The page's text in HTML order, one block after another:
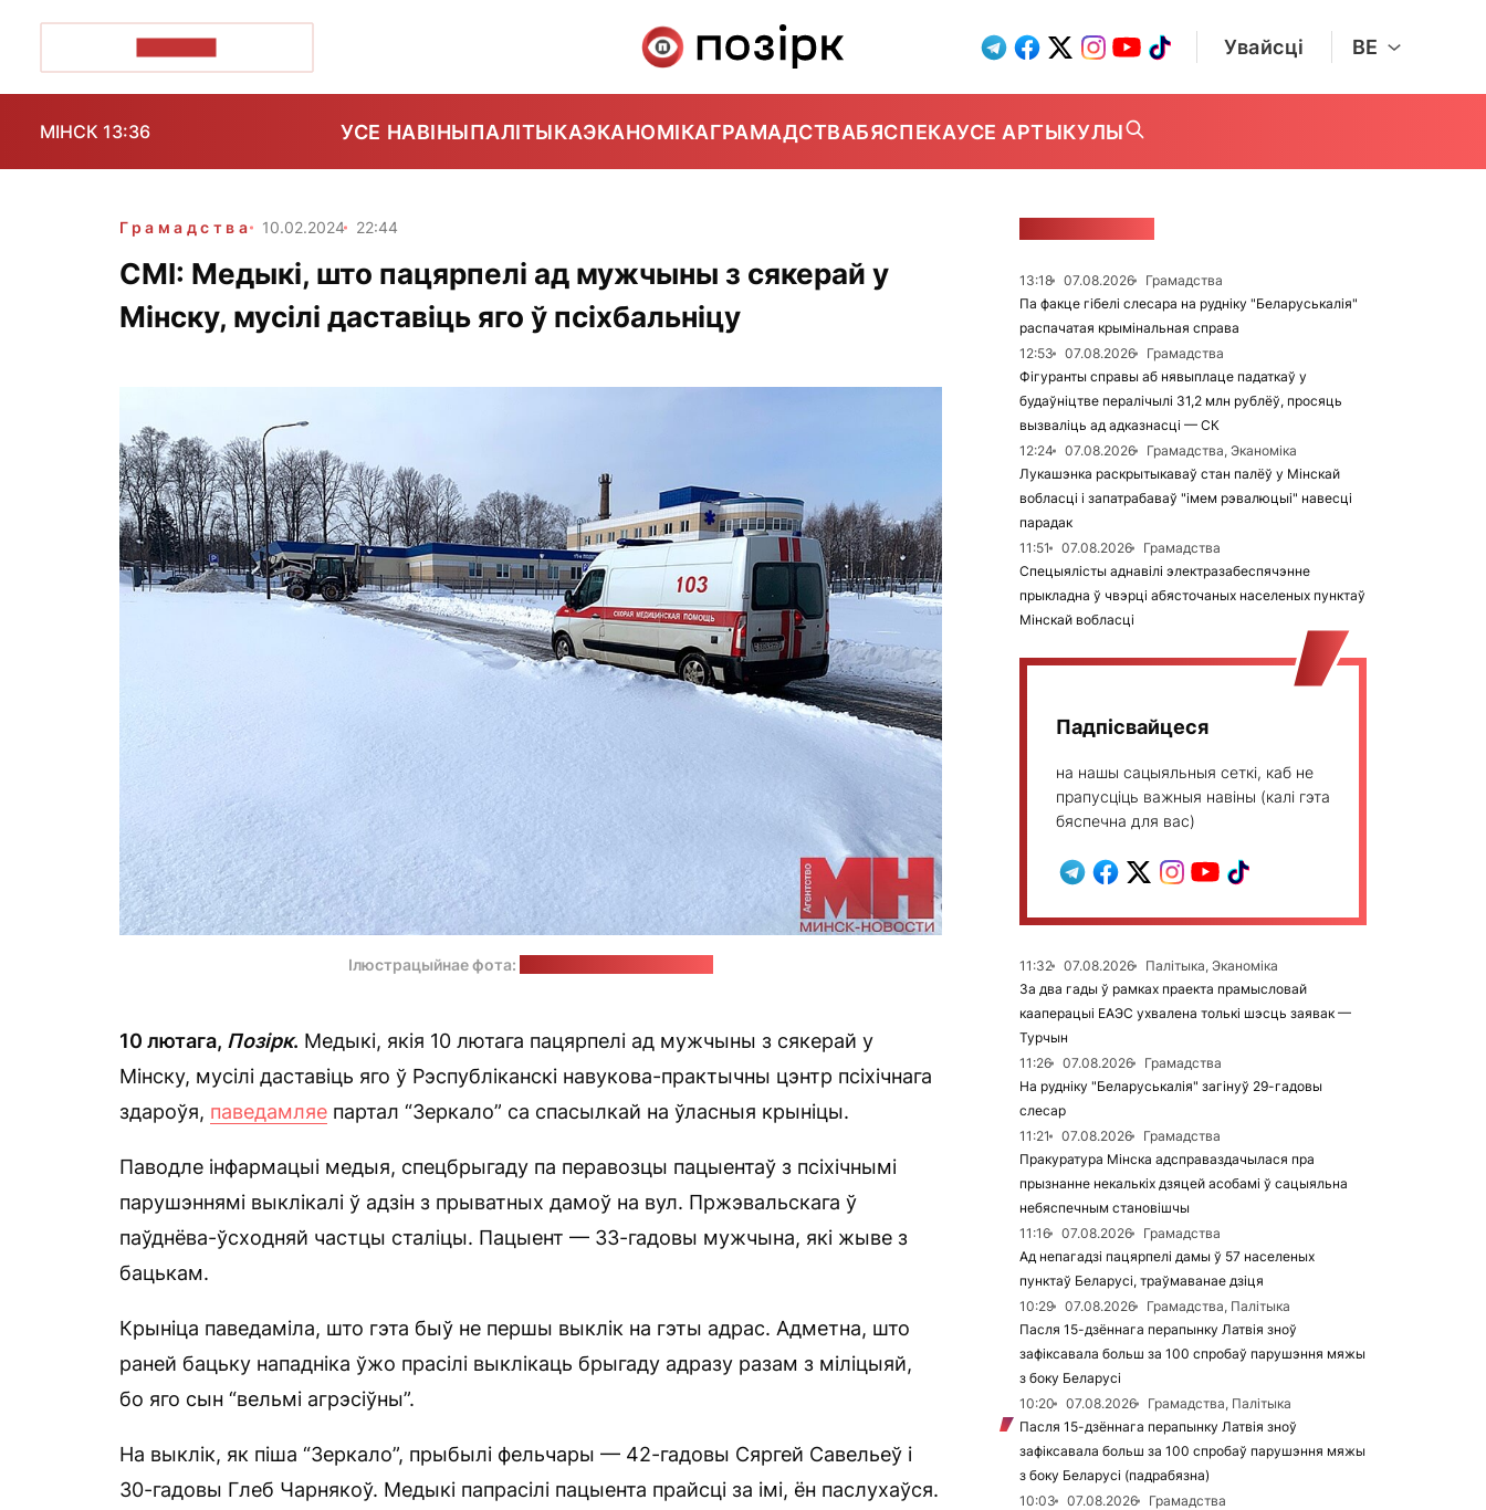
Увайсці BE
МІНСК 13:36 УСЕ НАВІНЫПАЛІТЫКАЭКАНОМІКАГРАМАДСТВАБЯСПЕКАУСЕ АРТЫКУЛЫ
Грамадства 10.02.2024 22:44
СМІ: Медыкі, што пацярпелі ад мужчыны з сякерай у
Мінску, мусілі даставіць яго ў псіхбальніцу
Ілюстрацыйнае фота:
10 лютага, Позірк. Медыкі, якія 10 лютага пацярпелі ад мужчыны з сякерай у
Мінску, мусілі даставіць яго ў Рэспубліканскі навукова-практычны цэнтр псіхічнага
здароўя, паведамляе партал “Зеркало” са спасылкай на ўласныя крыніцы.
Паводле інфармацыі медыя, спецбрыгаду па перавозцы пацыентаў з псіхічнымі
парушэннямі выклікалі ў адзін з прыватных дамоў на вул. Пржэвальскага ў
паўднёва-ўсходняй частцы сталіцы. Пацыент — 33-гадовы мужчына, які жыве з
бацькам.
Крыніца паведаміла, што гэта быў не першы выклік на гэты адрас. Адметна, што
раней бацьку нападніка ўжо прасілі выклікаць брыгаду адразу разам з міліцыяй,
бо яго сын “вельмі агрэсіўны”.
На выклік, як піша “Зеркало”, прыбылі фельчары — 42-гадовы Сяргей Савельеў і
30-гадовы Глеб Чарнякоў. Медыкі папрасілі пацыента прайсці за імі, ён паслухаўся.
13:18 07.08.2026
Грамадства
Па факце гібелі слесара на рудніку "Беларуськалія"
распачатая крымінальная справа
12:53
07.08.2026
Грамадства
Фігуранты справы аб нявыплаце падаткаў у
будаўніцтве пералічылі 31,2 млн рублёў, просяць
вызваліць ад адказнасці — СК
12:24
07.08.2026
Грамадства, Эканоміка
Лукашэнка раскрытыкаваў стан палёў у Мінскай
вобласці і запатрабаваў "імем рэвалюцыі" навесці
парадак
11:51
07.08.2026
Грамадства
Спецыялісты аднавілі электразабеспячэнне
прыкладна ў чвэрці абясточаных населеных пунктаў
Мінскай вобласці
Падпісвайцеся
на нашы сацыяльныя сеткі, каб не
прапусціць важныя навіны (калі гэта
бяспечна для вас)
11:32 07.08.2026
Палітыка, Эканоміка
За два гады ў рамках праекта прамысловай
кааперацыі ЕАЭС ухвалена толькі шэсць заявак —
Турчын
11:26
07.08.2026
Грамадства
На рудніку "Беларуськалія" загінуў 29-гадовы
слесар
11:21
07.08.2026
Грамадства
Пракуратура Мінска адсправаздачылася пра
прызнанне некалькіх дзяцей асобамі ў сацыяльна
небяспечным становішчы
11:16
07.08.2026
Грамадства
Ад непагадзі пацярпелі дамы ў 57 населеных
пунктаў Беларусі, траўмаванае дзіця
10:29
07.08.2026
Грамадства, Палітыка
Пасля 15-дзённага перапынку Латвія зноў
зафіксавала больш за 100 спробаў парушэння мяжы
з боку Беларусі
10:20
07.08.2026
Грамадства, Палітыка
Пасля 15-дзённага перапынку Латвія зноў
зафіксавала больш за 100 спробаў парушэння мяжы
з боку Беларусі (падрабязна)
10:03
07.08.2026
Грамадства